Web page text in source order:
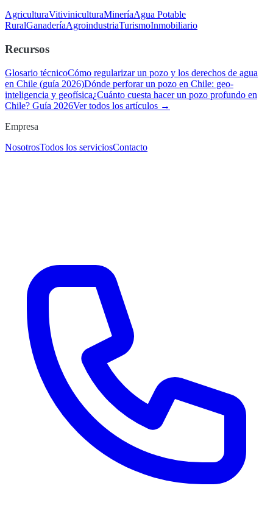
AgriculturaVitiviniculturaMineríaAgua Potable
RuralGanaderíaAgroindustriaTurismoInmobiliario
Recursos
Glosario técnicoCómo regularizar un pozo y los derechos de agua
en Chile (guía 2026)Dónde perforar un pozo en Chile: geo-
inteligencia y geofísica¿Cuánto cuesta hacer un pozo profundo en
Chile? Guía 2026Ver todos los artículos →
Empresa
NosotrosTodos los serviciosContacto